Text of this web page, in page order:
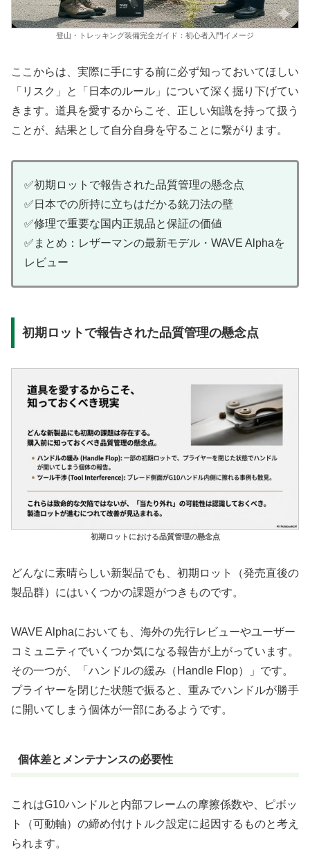
登山・トレッキング装備完全ガイド：初心者入門イメージ
ここからは、実際に手にする前に必ず知っておいてほしい
「リスク」と「日本のルール」について深く掘り下げてい
きます。道具を愛するからこそ、正しい知識を持って扱う
ことが、結果として自分自身を守ることに繋がります。
✅初期ロットで報告された品質管理の懸念点
✅日本での所持に立ちはだかる銃刀法の壁
✅修理で重要な国内正規品と保証の価値
✅まとめ：レザーマンの最新モデル・WAVE Alphaを
レビュー
初期ロットで報告された品質管理の懸念点
初期ロットにおける品質管理の懸念点
どんなに素晴らしい新製品でも、初期ロット（発売直後の
製品群）にはいくつかの課題がつきものです。
WAVE Alphaにおいても、海外の先行レビューやユーザー
コミュニティでいくつか気になる報告が上がっています。
その一つが、
「ハンドルの緩み（Handle Flop）」 です。
プライヤーを閉じた状態で振ると、重みでハンドルが勝手
に開いてしまう個体が一部にあるようです。
個体差とメンテナンスの必要性
これはG10ハンドルと内部フレームの摩擦係数や、ピボッ
ト（可動軸）の締め付けトルク設定に起因するものと考え
られます。